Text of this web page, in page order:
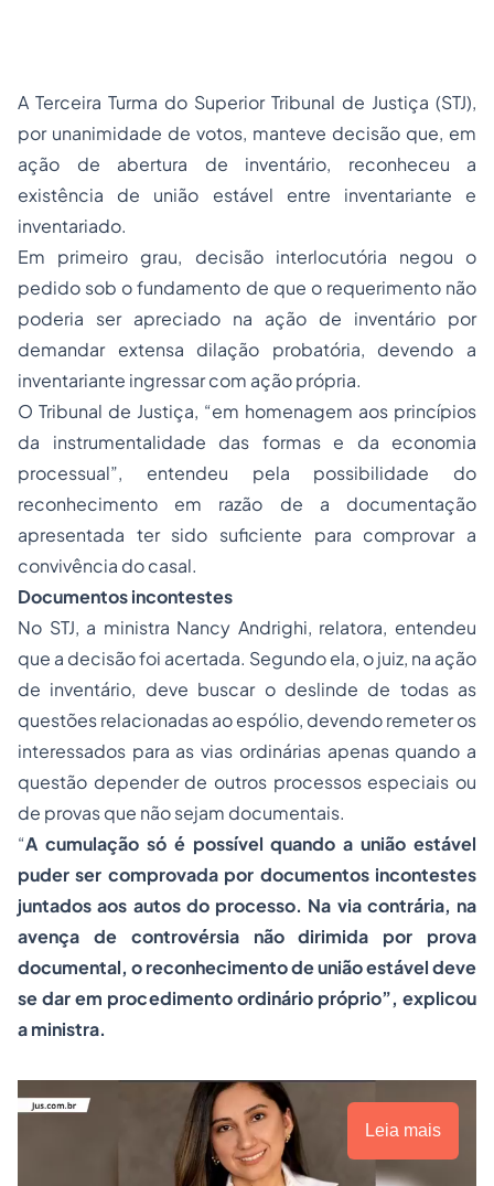
A Terceira Turma do Superior Tribunal de Justiça (STJ),
por unanimidade de votos, manteve decisão que, em
ação de abertura de inventário, reconheceu a
existência de união estável entre inventariante e
inventariado.
Em primeiro grau, decisão interlocutória negou o
pedido sob o fundamento de que o requerimento não
poderia ser apreciado na ação de inventário por
demandar extensa dilação probatória, devendo a
inventariante ingressar com ação própria.
O Tribunal de Justiça, “em homenagem aos princípios
da instrumentalidade das formas e da economia
processual”, entendeu pela possibilidade do
reconhecimento em razão de a documentação
apresentada ter sido suficiente para comprovar a
convivência do casal.
Documentos incontestes
No STJ, a ministra Nancy Andrighi, relatora, entendeu
que a decisão foi acertada. Segundo ela, o juiz, na ação
de inventário, deve buscar o deslinde de todas as
questões relacionadas ao espólio, devendo remeter os
interessados para as vias ordinárias apenas quando a
questão depender de outros processos especiais ou
de provas que não sejam documentais.
“A cumulação só é possível quando a união estável
puder ser comprovada por documentos incontestes
juntados aos autos do processo. Na via contrária, na
avença de controvérsia não dirimida por prova
documental, o reconhecimento de união estável deve
se dar em procedimento ordinário próprio”, explicou
a ministra.
Leia mais